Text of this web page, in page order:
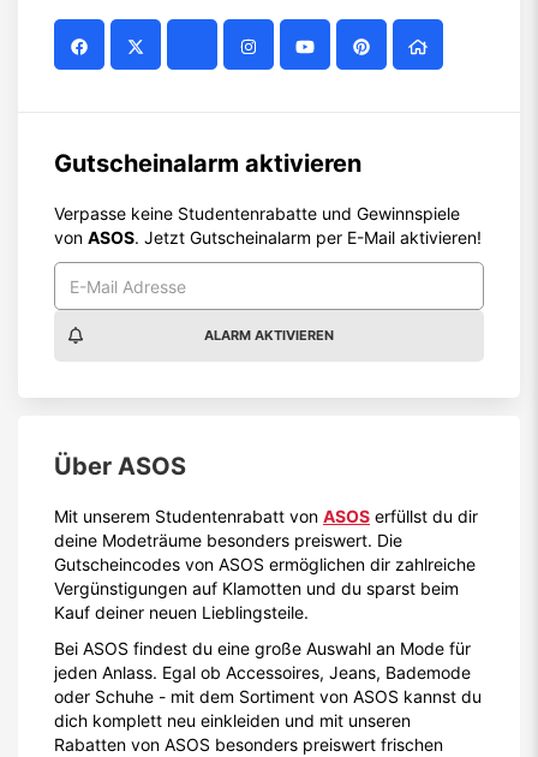
Gutscheinalarm aktivieren
Verpasse keine Studentenrabatte und Gewinnspiele
von ASOS. Jetzt Gutscheinalarm per E-Mail aktivieren!
ALARM AKTIVIEREN
Über ASOS
Mit unserem Studentenrabatt von ASOS erfüllst du dir
deine Modeträume besonders preiswert. Die
Gutscheincodes von ASOS ermöglichen dir zahlreiche
Vergünstigungen auf Klamotten und du sparst beim
Kauf deiner neuen Lieblingsteile.
Bei ASOS findest du eine große Auswahl an Mode für
jeden Anlass. Egal ob Accessoires, Jeans, Bademode
oder Schuhe - mit dem Sortiment von ASOS kannst du
dich komplett neu einkleiden und mit unseren
Rabatten von ASOS besonders preiswert frischen